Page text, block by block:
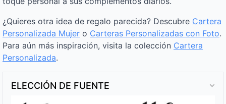
¿Quieres otra idea de regalo parecida? Descubre Cartera
Personalizada Mujer o Carteras Personalizadas con Foto.
Para aún más inspiración, visita la colección Cartera
Personalizada.
ELECCIÓN DE FUENTE